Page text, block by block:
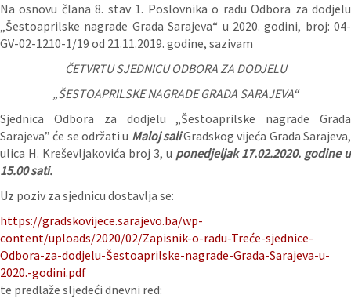
Na osnovu člana 8. stav 1. Poslovnika o radu Odbora za dodjelu
„Šestoaprilske nagrade Grada Sarajeva“ u 2020. godini, broj: 04-
GV-02-1210-1/19 od 21.11.2019. godine, sazivam
ČETVRTU SJEDNICU ODBORA ZA DODJELU
„ŠESTOAPRILSKE NAGRADE GRADA SARAJEVA“
Sjednica Odbora za dodjelu „Šestoaprilske nagrade Grada
Sarajeva” će se održati u Maloj saliGradskog vijeća Grada Sarajeva,
ulica H. Kreševljakovića broj 3, u ponedjeljak 17.02.2020. godine u
15.00 sati.
Uz poziv za sjednicu dostavlja se:
https://gradskovijece.sarajevo.ba/wp-
content/uploads/2020/02/Zapisnik-o-radu-Treće-sjednice-
Odbora-za-dodjelu-Šestoaprilske-nagrade-Grada-Sarajeva-u-
2020.-godini.pdf
te predlaže sljedeći dnevni red: